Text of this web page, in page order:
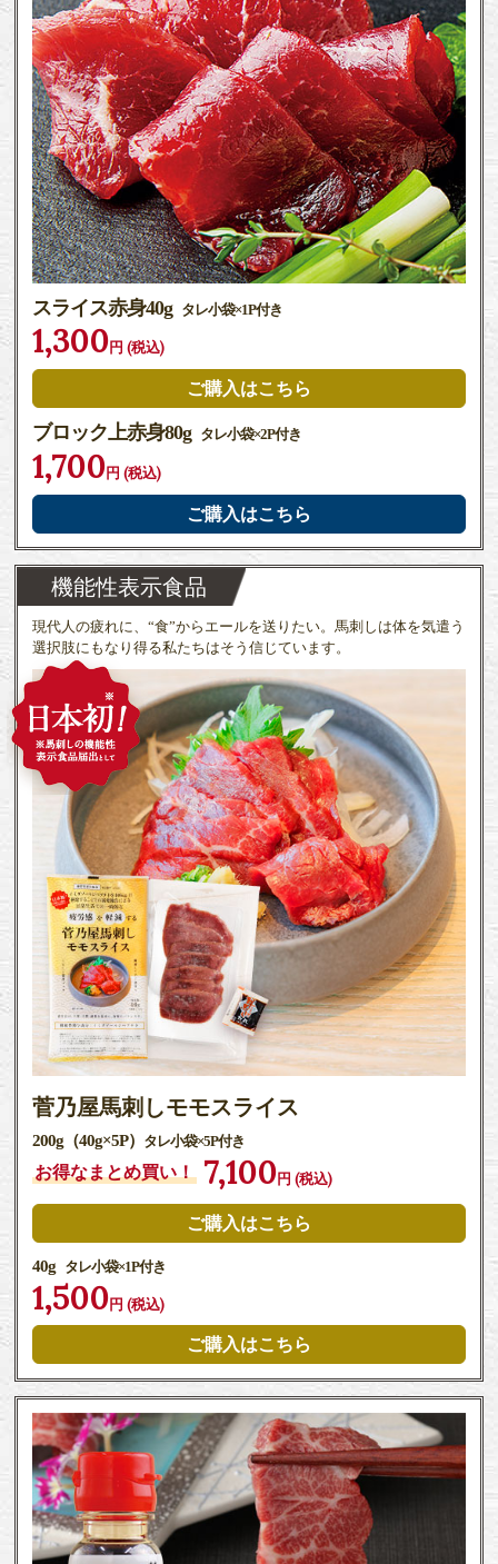
スライス赤身40g タレ小袋×1P付き
1,300円 (税込)
ご購入はこちら
ブロック上赤身80g タレ小袋×2P付き
1,700円 (税込)
ご購入はこちら
機能性表示食品
現代人の疲れに、“食”からエールを送りたい。馬刺しは体を気遣う
選択肢にもなり得る私たちはそう信じています。
菅乃屋馬刺しモモスライス
200g（40g×5P） タレ小袋×5P付き
お得なまとめ買い！ 7,100円 (税込)
ご購入はこちら
40g タレ小袋×1P付き
1,500円 (税込)
ご購入はこちら